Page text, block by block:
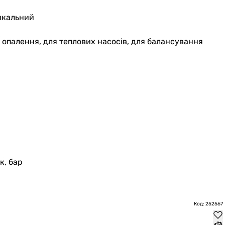
опалення, для теплових насосів, для балансування
бар
Код: 252567